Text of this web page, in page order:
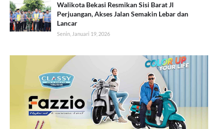
Walikota Bekasi Resmikan Sisi Barat Jl
Perjuangan, Akses Jalan Semakin Lebar dan
Lancar
Senin, Januari 19, 2026